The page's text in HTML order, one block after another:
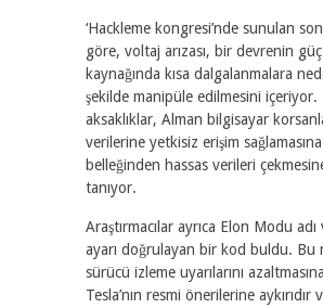
‘Hackleme kongresi’nde sunulan
göre, voltaj arızası, bir devrenin güç
kaynağında kısa dalgalanmalara
şekilde manipüle edilmesini içeriyor.
aksaklıklar, Alman bilgisayar
verilerine yetkisiz erişim sağlamasına
belleğinden hassas verileri
tanıyor.
Araştırmacılar ayrıca Elon Modu
ayarı doğrulayan bir kod buldu. Bu
sürücü izleme uyarılarını
Tesla’nın resmi önerilerine aykırıdır